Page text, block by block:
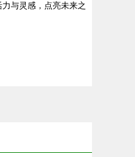
与灵感，点亮未来之